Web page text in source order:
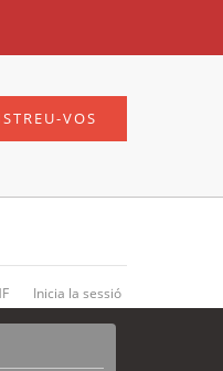
VOS
Inicia la sessió